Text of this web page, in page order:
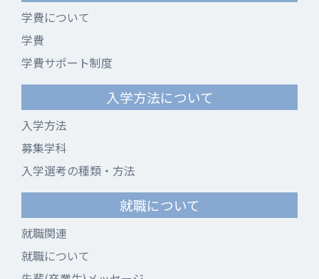
学費について
学費
学費サポート制度
入学方法について
入学方法
募集学科
入学選考の種類・方法
就職について
就職関連
就職について